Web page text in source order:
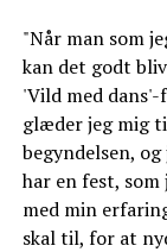
"Når man som
kan det godt
'Vild med
glæder jeg mig
begyndelsen,
har en fest, som
med min
skal til, for at